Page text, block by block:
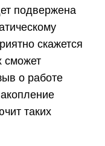
подвержена
скажется
сможет
о работе
таких